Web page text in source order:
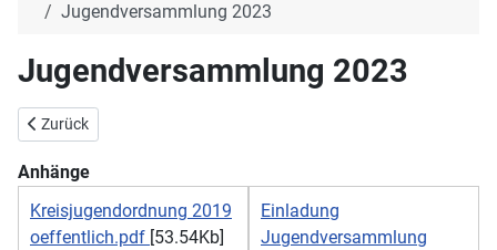
Jugendversammlung 2023
Jugendversammlung 2023
Vorheriger Beitrag: Einladung zum Kreisjugendtag 2023 am 15.07.
Zurück
Anhänge
Kreisjugendordnung 2019
oeffentlich.pdf [53.54Kb]
Einladung
Jugendversammlung